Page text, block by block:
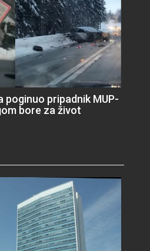
poginuo pripadnik MUP-
bore za život